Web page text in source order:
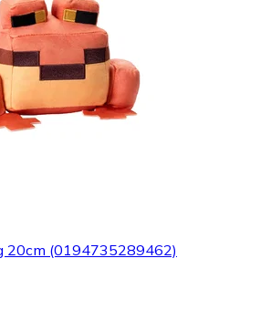
20cm (0194735289462)